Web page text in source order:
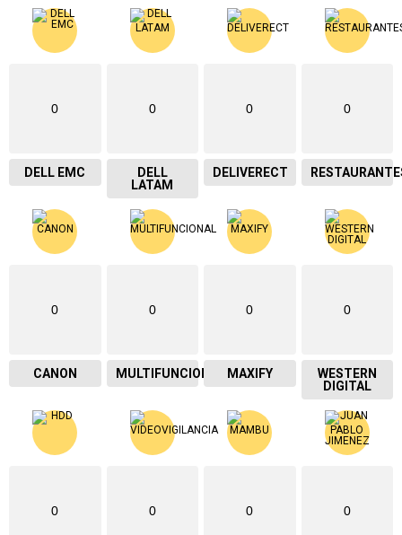
0
DELL EMC
0
DELL
LATAM
0
DELIVERECT
0
0
CANON
0
MULTIFUNCIONAL
0
MAXIFY
0
WESTERN
DIGITAL
0 0 0 0